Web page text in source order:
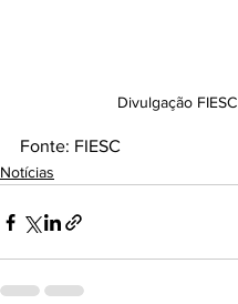
Divulgação FIESC
Fonte: FIESC
Notícias